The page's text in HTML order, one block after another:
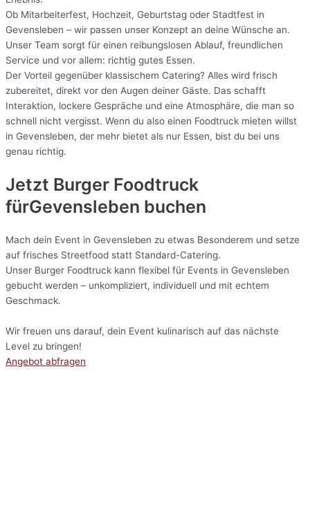
Ob Mitarbeiterfest, Hochzeit, Geburtstag oder Stadtfest in
Gevensleben – wir passen unser Konzept an deine Wünsche an.
Unser Team sorgt für einen reibungslosen Ablauf, freundlichen
Service und vor allem: richtig gutes Essen.
Der Vorteil gegenüber klassischem Catering? Alles wird frisch
zubereitet, direkt vor den Augen deiner Gäste. Das schafft
Interaktion, lockere Gespräche und eine Atmosphäre, die man so
schnell nicht vergisst. Wenn du also einen Foodtruck mieten willst
in Gevensleben, der mehr bietet als nur Essen, bist du bei uns
genau richtig.
Jetzt Burger Foodtruck
fürGevensleben buchen
Mach dein Event in Gevensleben zu etwas Besonderem und setze
auf frisches Streetfood statt Standard-Catering.
Unser Burger Foodtruck kann flexibel für Events in Gevensleben
gebucht werden – unkompliziert, individuell und mit echtem
Geschmack.
Wir freuen uns darauf, dein Event kulinarisch auf das nächste
Level zu bringen!
Angebot abfragen